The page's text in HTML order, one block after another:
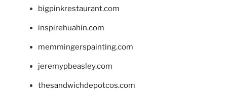
bigpinkrestaurant.com
inspirehuahin.com
memmingerspainting.com
jeremypbeasley.com
thesandwichdepotcos.com